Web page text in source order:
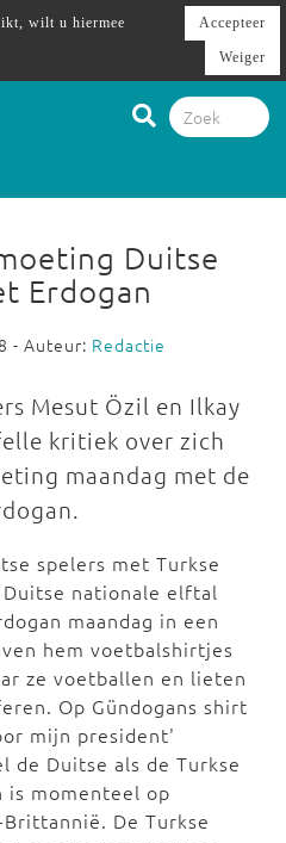
Duitse
Erdogan
- Auteur: Redactie
Mesut Özil en Ilkay
kritiek over zich
maandag met de
spelers met Turkse
nationale elftal
maandag in een
hem voetbalshirtjes
ze voetballen en lieten
Op Gündogans shirt
mijn president'
de Duitse als de Turkse
is momenteel op
De Turkse
wilt u hiermee
Accepteer
Weiger